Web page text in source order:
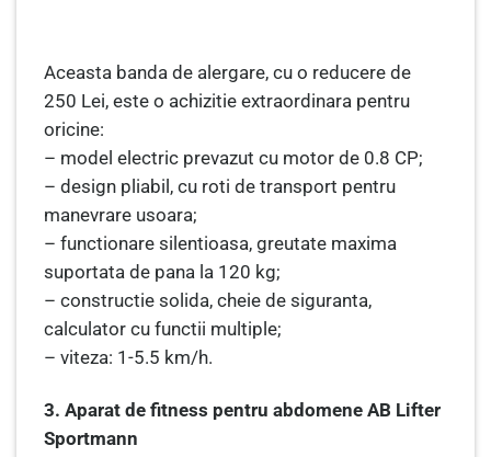
Aceasta banda de alergare, cu o reducere de
250 Lei, este o achizitie extraordinara pentru
oricine:
– model electric prevazut cu motor de 0.8 CP;
– design pliabil, cu roti de transport pentru
manevrare usoara;
– functionare silentioasa, greutate maxima
suportata de pana la 120 kg;
– constructie solida, cheie de siguranta,
calculator cu functii multiple;
– viteza: 1-5.5 km/h.
3. Aparat de fitness pentru abdomene AB Lifter
Sportmann